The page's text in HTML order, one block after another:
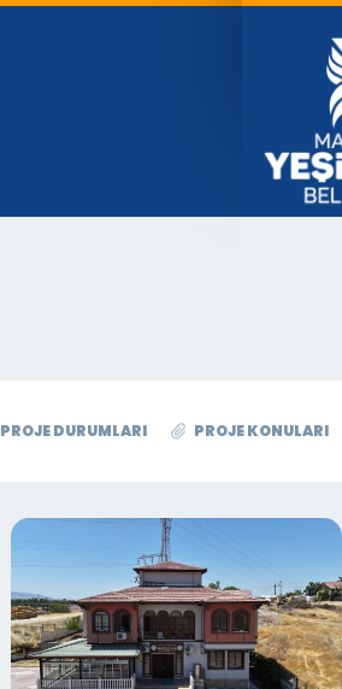
PROJE DURUMLARI PROJE KONULARI